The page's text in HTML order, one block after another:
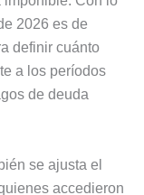
2026 es de
definir cuánto
a los períodos
de deuda
se ajusta el
accedieron